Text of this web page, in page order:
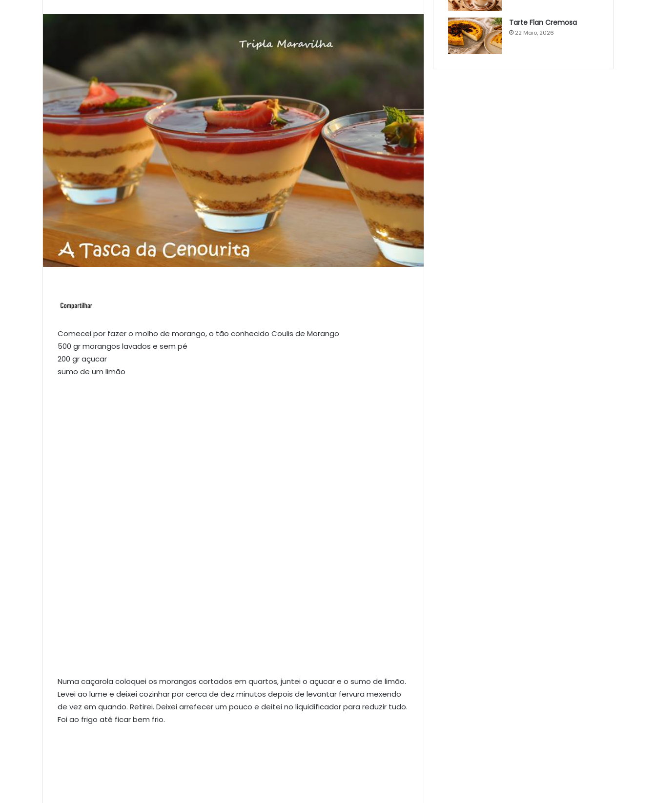
Comecei por fazer o molho de morango, o tão conhecido Coulis de Morango
500 gr morangos lavados e sem pé
200 gr açucar
sumo de um limão
Numa caçarola coloquei os morangos cortados em quartos, juntei o açucar e o sumo de limão.
Levei ao lume e deixei cozinhar por cerca de dez minutos depois de levantar fervura mexendo
de vez em quando. Retirei. Deixei arrefecer um pouco e deitei no liquidificador para reduzir tudo.
Foi ao frigo até ficar bem frio.
Tarte Flan Cremosa
22 Maio, 2026